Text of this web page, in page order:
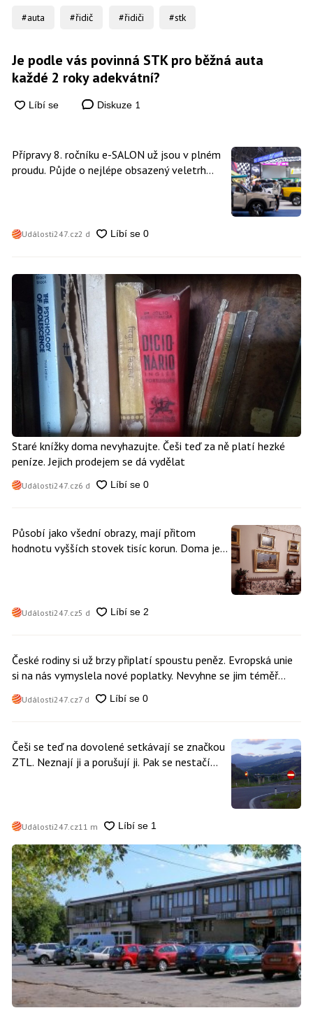
#auta #řidič #řidiči #stk
Je podle vás povinná STK pro běžná auta
každé 2 roky adekvátní?
Diskuze 1
Přípravy 8. ročníku e-SALON už jsou v plném
proudu. Půjde o nejlépe obsazený veletrh
Události247.cz2 d
Staré knížky doma nevyhazujte. Češi teď za ně platí hezké
peníze. Jejich prodejem se dá vydělat
Události247.cz6 d
Působí jako všední obrazy, mají přitom
hodnotu vyšších stovek tisíc korun. Doma je
Události247.cz5 d
České rodiny si už brzy připlatí spoustu peněz. Evropská unie
si na nás vymyslela nové poplatky. Nevyhne se jim téměř
nikdo
Události247.cz7 d
Češi se teď na dovolené setkávají se značkou
ZTL. Neznají ji a porušují ji. Pak se nestačí
Události247.cz11 m